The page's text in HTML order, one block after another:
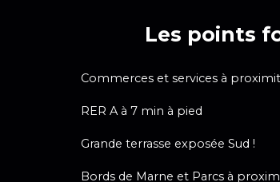
Les points
Commerces et services à
RER A à 7 min à pied
Grande terrasse exposée Sud !
Bords de Marne et Parcs à